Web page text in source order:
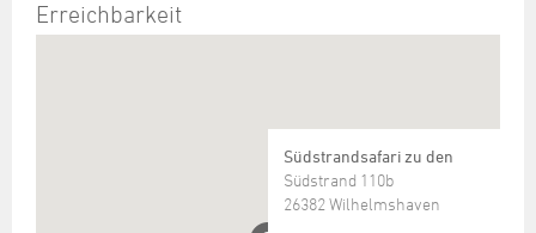
Erreichbarkeit
Südstrandsafari zu den
Südstrand 110b
26382 Wilhelmshaven